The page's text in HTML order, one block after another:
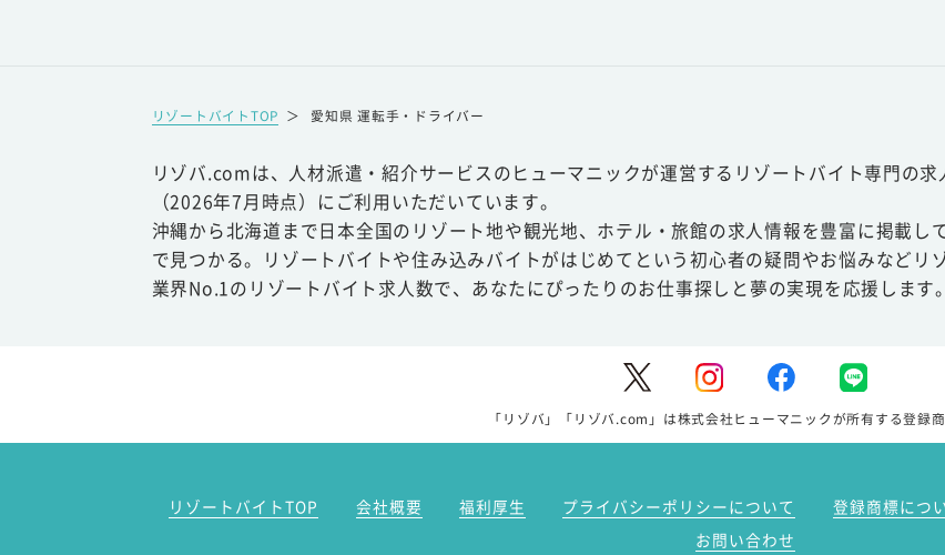
リゾートバイトTOP ＞ 愛知県 運転手・ドライバー
リゾバ.comは、人材派遣・紹介サービスのヒューマニックが運営するリゾートバイト専門の
（2026年7月時点）にご利用いただいています。
沖縄から北海道まで日本全国のリゾート地や観光地、ホテル・旅館の求人情報を豊富に掲載し
で見つかる。リゾートバイトや住み込みバイトがはじめてという初心者の疑問やお悩みなどリ
業界No.1のリゾートバイト求人数で、あなたにぴったりのお仕事探しと夢の実現を応援します。
「リゾバ」「リゾバ.com」は株式会社ヒューマニックが所有する登録商
リゾートバイトTOP 会社概要 福利厚生 プライバシーポリシーについて 登録商標につ
お問い合わせ